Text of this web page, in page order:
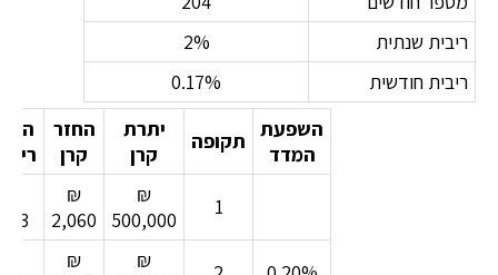
ריבית שנתית
2%
ריבית חודשית
0.17%
השפעת
המדד
תקופה
יתרת
קרן
החזר
קרן
1
₪
500,000
₪
2,060
₪
₪